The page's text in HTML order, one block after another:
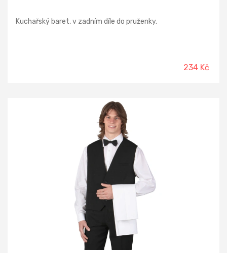
Kuchařský baret, v zadním díle do pruženky.
234 Kč